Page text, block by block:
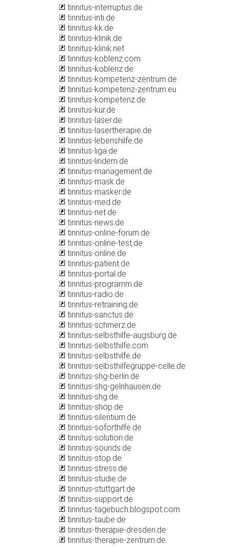
tinnitus-interruptus.de
tinnitus-inti.de
tinnitus-kk.de
tinnitus-klinik.de
tinnitus-klinik.net
tinnitus-koblenz.com
tinnitus-koblenz.de
tinnitus-kompetenz-zentrum.de
tinnitus-kompetenz-zentrum.eu
tinnitus-kompetenz.de
tinnitus-kur.de
tinnitus-laser.de
tinnitus-lasertherapie.de
tinnitus-lebenshilfe.de
tinnitus-liga.de
tinnitus-lindern.de
tinnitus-management.de
tinnitus-mask.de
tinnitus-masker.de
tinnitus-med.de
tinnitus-net.de
tinnitus-news.de
tinnitus-online-forum.de
tinnitus-online-test.de
tinnitus-online.de
tinnitus-patient.de
tinnitus-portal.de
tinnitus-programm.de
tinnitus-radio.de
tinnitus-retraining.de
tinnitus-sanctus.de
tinnitus-schmerz.de
tinnitus-selbsthilfe-augsburg.de
tinnitus-selbsthilfe.com
tinnitus-selbsthilfe.de
tinnitus-selbsthilfegruppe-celle.de
tinnitus-shg-berlin.de
tinnitus-shg-gelnhausen.de
tinnitus-shg.de
tinnitus-shop.de
tinnitus-silentium.de
tinnitus-soforthilfe.de
tinnitus-solution.de
tinnitus-sounds.de
tinnitus-stop.de
tinnitus-stress.de
tinnitus-studie.de
tinnitus-stuttgart.de
tinnitus-support.de
tinnitus-tagebuch.blogspot.com
tinnitus-taube.de
tinnitus-therapie-dresden.de
tinnitus-therapie-zentrum.de